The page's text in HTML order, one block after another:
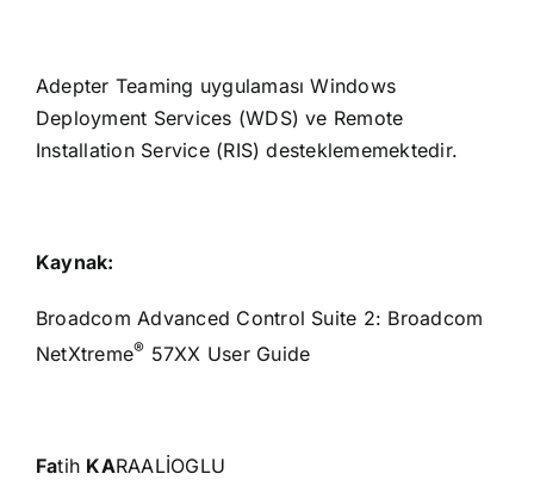
Adepter Teaming uygulaması Windows
Deployment Services (WDS) ve Remote
Installation Service (RIS) desteklememektedir.
Kaynak:
Broadcom Advanced Control Suite 2: Broadcom
NetXtreme® 57XX User Guide
Fatih KARAALİOGLU